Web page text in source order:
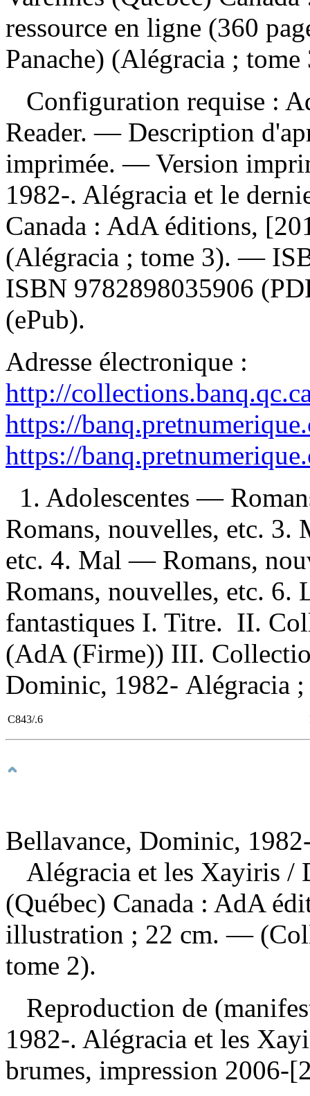
ressource en ligne (360
Panache) (Alégracia ; tome
Configuration requise :
Reader. — Description
imprimée. —Version
1982-. Alégracia et le
Canada : AdA éditions,
(Alégracia ; tome 3). —
ISBN 9782898035906
(ePub).
Adresse électronique :
http://
https://
https://
1. Adolescentes —
Romans, nouvelles, etc.
etc. 4. Mal — Romans,
Romans, nouvelles, etc. 6.
fantastiques I. Titre. II.
(AdA (Firme)) III.
Dominic, 1982- Alégracia
C843/.6
Bellavance, Dominic,
Alégracia et les Xayiris /
(Québec) Canada : AdA
illustration ; 22 cm. —
tome 2).
Reproduction de
1982-. Alégracia et les
brumes, impression